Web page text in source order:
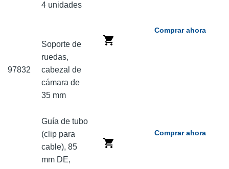
4 unidades
97832
Soporte de
ruedas,
cabezal de
cámara de
35 mm
Comprar ahora
Guía de tubo
(clip para
cable), 85
mm DE,
Comprar ahora